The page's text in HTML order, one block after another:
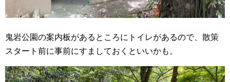
鬼岩公園の案内板があるところにトイレがあるので、散策
スタート前に事前にすましておくといいかも。